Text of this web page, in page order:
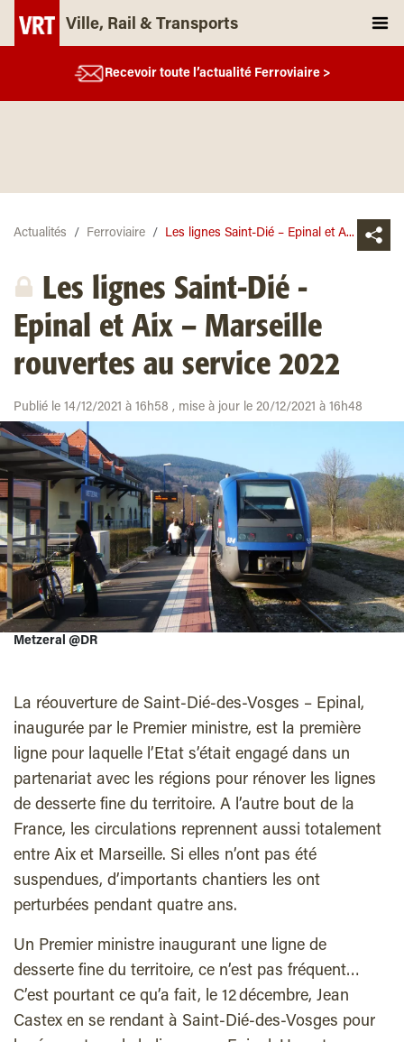
Ville, Rail & Transports
Recevoir toute l’actualité Ferroviaire >
Actualités Ferroviaire Les lignes Saint-Dié – Epinal et A...
Les lignes Saint-Dié -
Epinal et Aix – Marseille
rouvertes au service 2022
Publié le 14/12/2021 à 16h58 , mise à jour le 20/12/2021 à 16h48
Metzeral @DR
La réouverture de Saint-Dié-des-Vosges – Epinal,
inaugurée par le Premier ministre, est la première
ligne pour laquelle l’Etat s’était engagé dans un
partenariat avec les régions pour rénover les lignes
de desserte fine du territoire. A l’autre bout de la
France, les circulations reprennent aussi totalement
entre Aix et Marseille. Si elles n’ont pas été
suspendues, d’importants chantiers les ont
perturbées pendant quatre ans.
Un Premier ministre inaugurant une ligne de
desserte fine du territoire, ce n’est pas fréquent…
C’est pourtant ce qu’a fait, le 12 décembre, Jean
Castex en se rendant à Saint-Dié-des-Vosges pour